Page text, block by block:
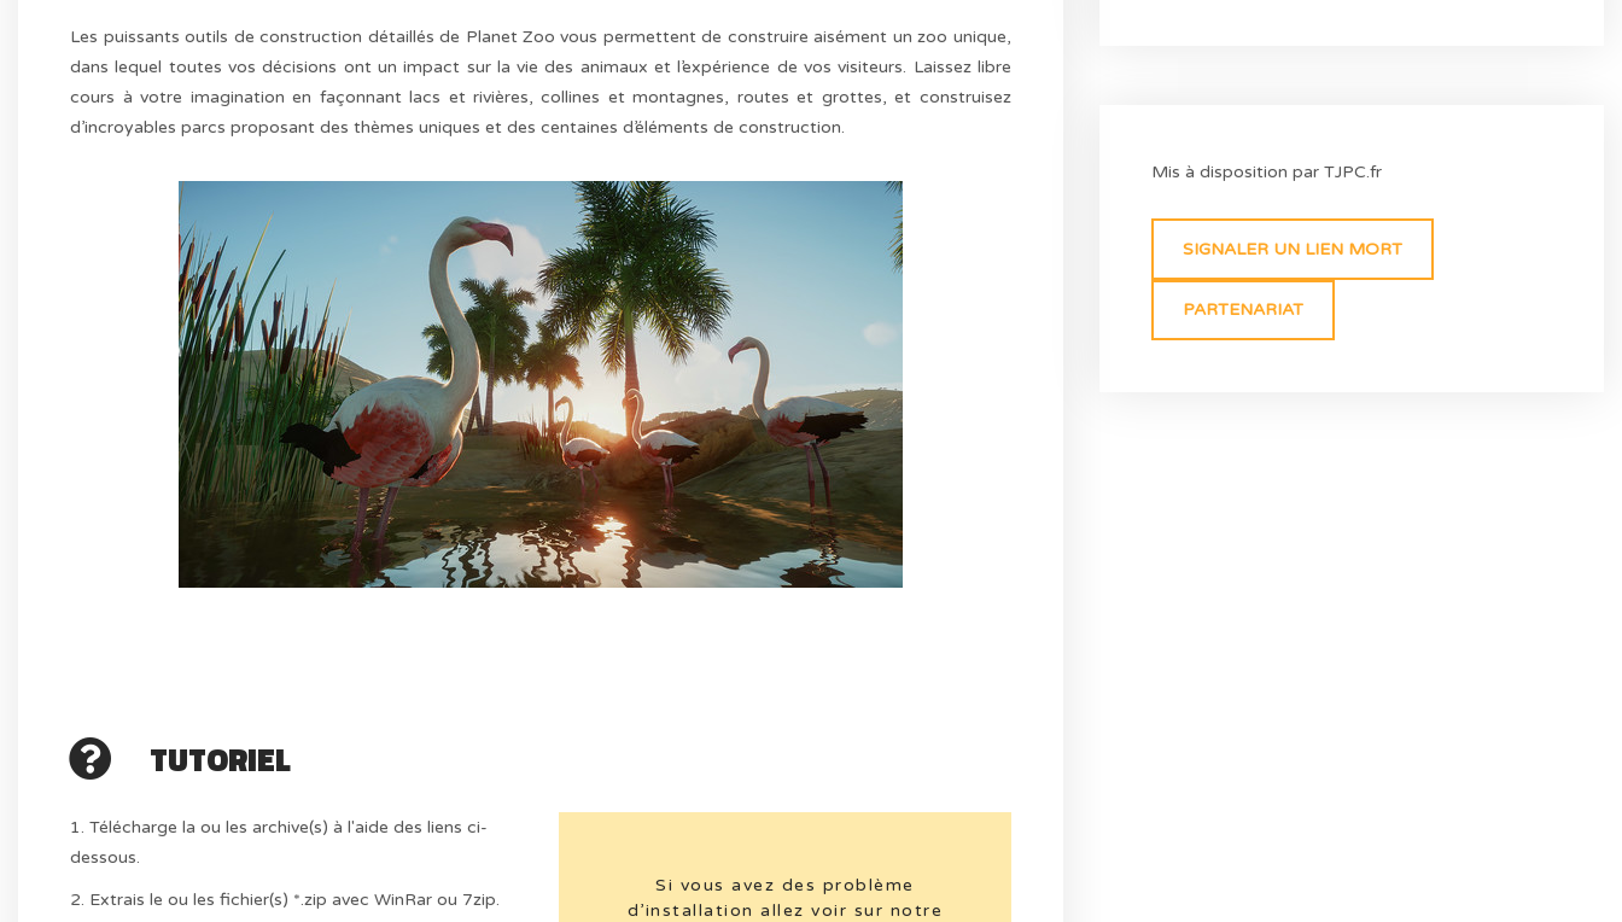
Les puissants outils de construction détaillés de Planet Zoo vous permettent de construire aisément un zoo unique,
dans lequel toutes vos décisions ont un impact sur la vie des animaux et l’expérience de vos visiteurs. Laissez libre
cours à votre imagination en façonnant lacs et rivières, collines et montagnes, routes et grottes, et construisez
d’incroyables parcs proposant des thèmes uniques et des centaines d’éléments de construction.
TUTORIEL
1. Télécharge la ou les archive(s) à l'aide des liens ci-
dessous.
2. Extrais le ou les fichier(s) *.zip avec WinRar ou 7zip.
Si vous avez des problème
d’installation allez voir sur notre
Mis à disposition par TJPC.fr
SIGNALER UN LIEN MORT
PARTENARIAT